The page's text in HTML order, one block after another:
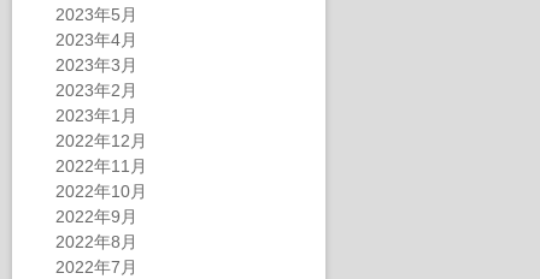
2023年5月
2023年4月
2023年3月
2023年2月
2023年1月
2022年12月
2022年11月
2022年10月
2022年9月
2022年8月
2022年7月